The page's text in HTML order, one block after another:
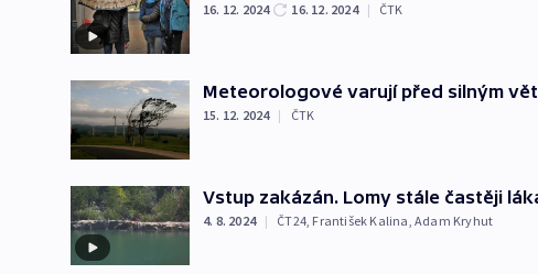
16. 12. 2024 16. 12. 2024 | ČTK
Meteorologové varují před silným
15. 12. 2024 | ČTK
Vstup zakázán. Lomy stále častěji
4. 8. 2024 | ČT24, František Kalina,Adam Kryhut